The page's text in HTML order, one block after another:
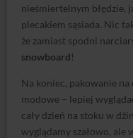
nieśmiertelnym błędzie,
plecakiem sąsiada. Nic
że zamiast spodni
snowboard!
Na koniec, pakowanie
modowe – lepiej
cały dzień na stoku w
wyglądamy szałowo, ale